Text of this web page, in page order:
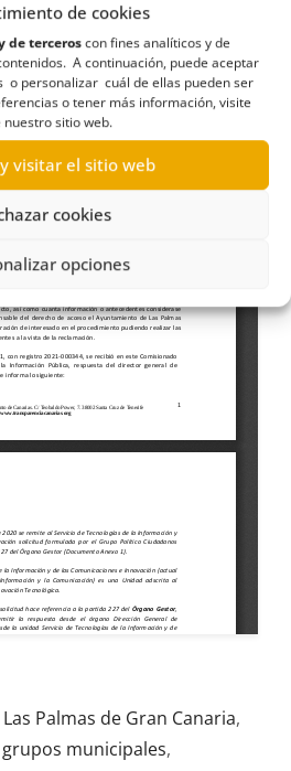
de cookies
de terceroscon fines analíticos y de
A continuación, puede aceptar
o personalizar cuál de ellas pueden ser
o tener más información, visite
nuestro sitio web.
visitar el sitio web
cookies
opciones
Palmas de Gran Canaria,
grupos municipales,